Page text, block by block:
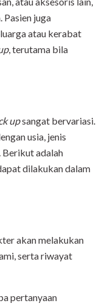
Pasien juga
atau kerabat
, terutama bila
upsangat bervariasi.
usia, jenis
Berikut adalah
dilakukan dalam
akan melakukan
serta riwayat
pertanyaan